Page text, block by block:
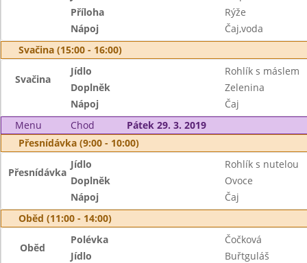
Příloha
Rýže
Nápoj
Čaj,voda
Svačina (15:00 - 16:00)
Svačina
Jídlo
Rohlík s máslem
Doplněk
Zelenina
Nápoj
Čaj
Menu
Chod
Pátek 29. 3. 2019
Přesnídávka (9:00 - 10:00)
Přesnídávka
Jídlo
Rohlík s nutelou
Doplněk
Ovoce
Nápoj
Čaj
Oběd (11:00 - 14:00)
Oběd
Polévka
Čočková
Jídlo
Buřtguláš